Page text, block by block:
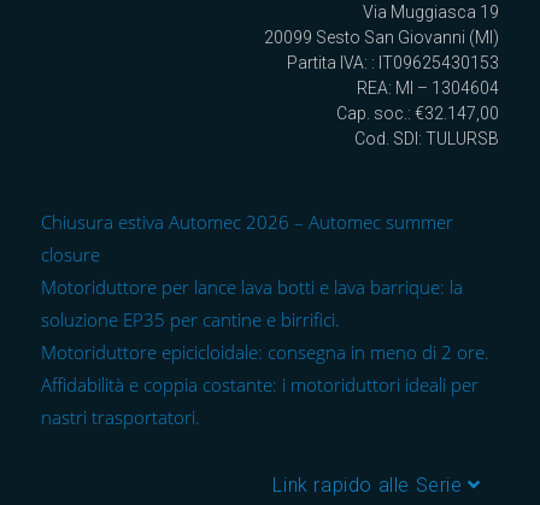
Via Muggiasca 19
20099 Sesto San Giovanni (MI)
Partita IVA: : IT09625430153
REA: MI – 1304604
Cap. soc.: €32.147,00
Cod. SDI: TULURSB
Chiusura estiva Automec 2026 – Automec summer
closure
Motoriduttore per lance lava botti e lava barrique: la
soluzione EP35 per cantine e birrifici.
Motoriduttore epicicloidale: consegna in meno di 2 ore.
Affidabilità e coppia costante: i motoriduttori ideali per
nastri trasportatori.
Link rapido alle Serie